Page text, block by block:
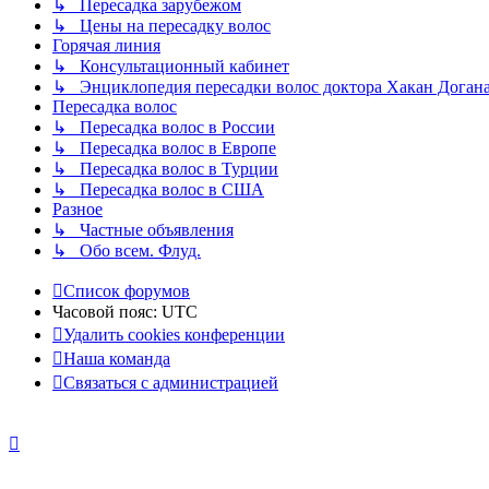
↳ Пересадка зарубежом
↳ Цены на пересадку волос
Горячая линия
↳ Консультационный кабинет
↳ Энциклопедия пересадки волос доктора Хакан
Пересадка волос
↳ Пересадка волос в России
↳ Пересадка волос в Европе
↳ Пересадка волос в Турции
↳ Пересадка волос в США
Разное
↳ Частные объявления
↳ Обо всем. Флуд.
Список форумов
Часовой пояс: UTC
Удалить cookies конференции
Наша команда
Связаться с администрацией